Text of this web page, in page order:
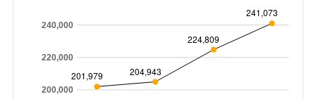
200,000
220,000
240,000
201,979 204,943
224,809
241,073